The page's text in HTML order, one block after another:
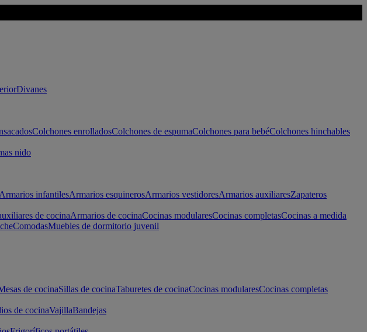
Divanes
Colchones enrolladosColchones de espumaColchones para bebéColchones hinchables
nido
Armarios infantilesArmarios esquinerosArmarios vestidoresArmarios auxiliaresZapateros
de cocinaArmarios de cocinaCocinas modularesCocinas completasCocinas a medida
ComodasMuebles de dormitorio juvenil
de cocinaSillas de cocinaTaburetes de cocinaCocinas modularesCocinas completas
de cocinaVajillaBandejas